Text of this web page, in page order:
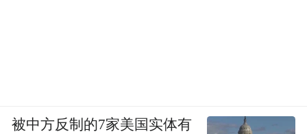
被中方反制的7家美国实体有